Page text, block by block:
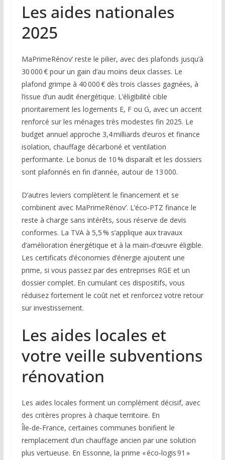
Les aides nationales
2025
MaPrimeRénov’ reste le pilier, avec des plafonds jusqu’à
30 000 € pour un gain d’au moins deux classes. Le
plafond grimpe à 40 000 € dès trois classes gagnées, à
l’issue d’un audit énergétique. L’éligibilité cible
prioritairement les logements E, F ou G, avec un accent
renforcé sur les ménages très modestes fin 2025. Le
budget annuel approche 3,4 milliards d’euros et finance
isolation, chauffage décarboné et ventilation
performante. Le bonus de 10 % disparaît et les dossiers
sont plafonnés en fin d’année, autour de 13 000.
D’autres leviers complètent le financement et se
combinent avec MaPrimeRénov’. L’éco‑PTZ finance le
reste à charge sans intérêts, sous réserve de devis
conformes. La TVA à 5,5 % s’applique aux travaux
d’amélioration énergétique et à la main‑d’œuvre éligible.
Les certificats d’économies d’énergie ajoutent une
prime, si vous passez par des entreprises RGE et un
dossier complet. En cumulant ces dispositifs, vous
réduisez fortement le coût net et renforcez votre retour
sur investissement.
Les aides locales et
votre veille subventions
rénovation
Les aides locales forment un complément décisif, avec
des critères propres à chaque territoire. En
Île‑de‑France, certaines communes bonifient le
remplacement d’un chauffage ancien par une solution
plus vertueuse. En Essonne, la prime « éco‑logis 91 »